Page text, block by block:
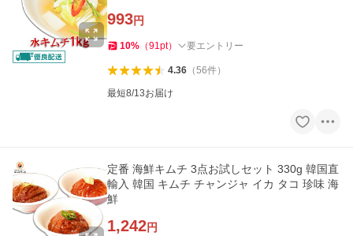
993円
10% （91pt） 要エントリー
4.36（56件）
最短8/13お届け
定番 海鮮キムチ 3点お試しセット 330g 韓国直
輸入 韓国 キムチ チャンジャ イカ タコ 珍味 海
鮮
1,242円